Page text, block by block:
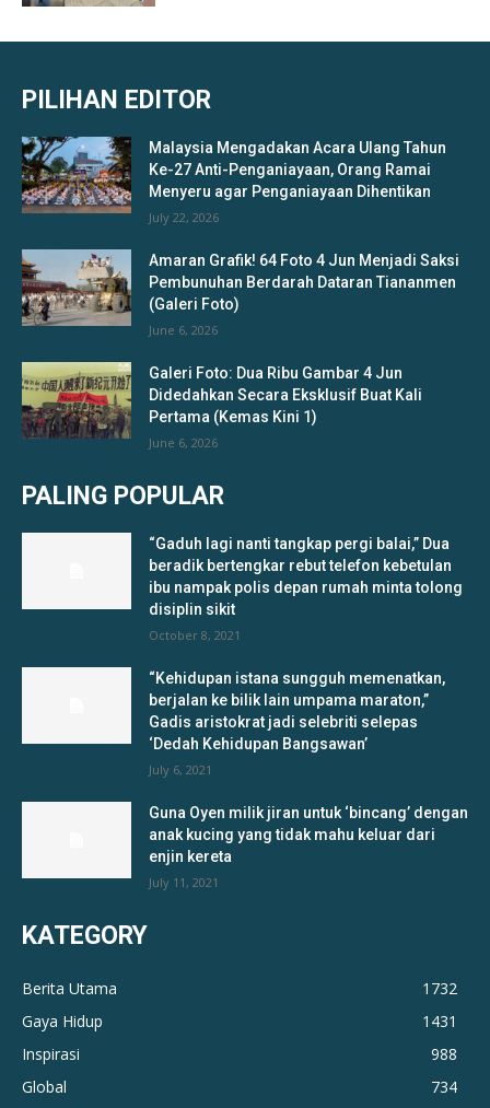
PILIHAN EDITOR
Malaysia Mengadakan Acara Ulang Tahun
Ke-27 Anti-Penganiayaan, Orang Ramai
Menyeru agar Penganiayaan Dihentikan
July 22, 2026
Amaran Grafik! 64 Foto 4 Jun Menjadi Saksi
Pembunuhan Berdarah Dataran Tiananmen
(Galeri Foto)
June 6, 2026
Galeri Foto: Dua Ribu Gambar 4 Jun
Didedahkan Secara Eksklusif Buat Kali
Pertama (Kemas Kini 1)
June 6, 2026
PALING POPULAR
“Gaduh lagi nanti tangkap pergi balai,” Dua
beradik bertengkar rebut telefon kebetulan
ibu nampak polis depan rumah minta tolong
disiplin sikit
October 8, 2021
“Kehidupan istana sungguh memenatkan,
berjalan ke bilik lain umpama maraton,”
Gadis aristokrat jadi selebriti selepas
‘Dedah Kehidupan Bangsawan’
July 6, 2021
Guna Oyen milik jiran untuk ‘bincang’ dengan
anak kucing yang tidak mahu keluar dari
enjin kereta
July 11, 2021
KATEGORY
Berita Utama
1732
Gaya Hidup
1431
Inspirasi
988
Global
734